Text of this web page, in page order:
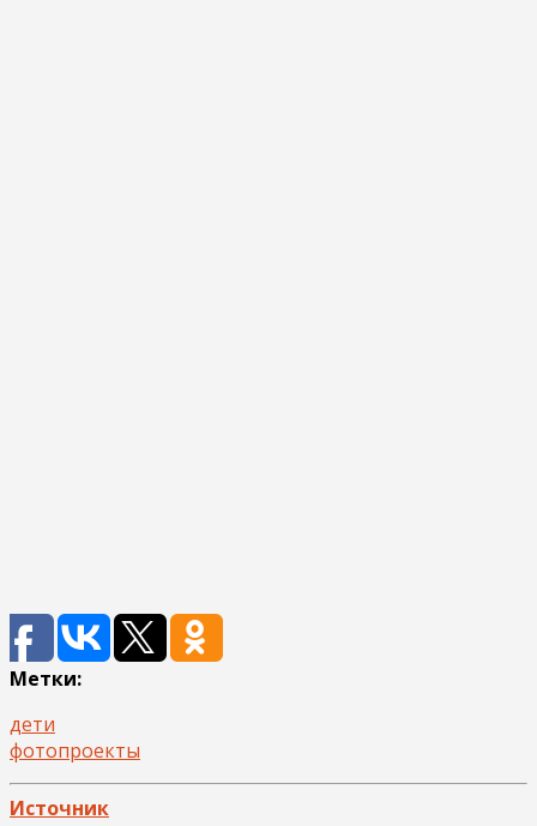
Метки:
дети
фотопроекты
Источник